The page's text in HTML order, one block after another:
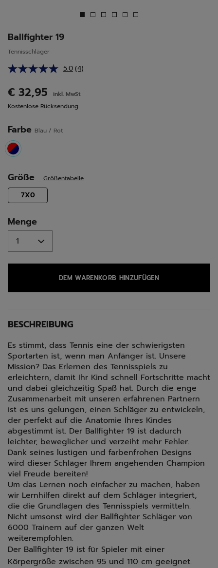
Ballfighter 19
Tennisschläger
5.0 4
Link
auf
derselben
(4)
€ 32,95
inkl. MwSt
Kostenlose Rücksendung
Farbe Blau / Rot
selected
Größe Größentabelle
7X0selected
Menge
DEM WARENKORB HINZUFÜGEN
BESCHREIBUNG
Es stimmt, dass Tennis eine der schwierigsten
Sportarten ist, wenn man Anfänger ist. Unsere
Mission? Das Erlernen des Tennisspiels zu
erleichtern, damit Ihr Kind schnell Fortschritte macht
und dabei gleichzeitig Spaß hat. Durch die enge
Zusammenarbeit mit unseren erfahrenen Partnern
ist es uns gelungen, einen Schläger zu entwickeln,
der perfekt auf die Anatomie Ihres Kindes
abgestimmt ist. Der Ballfighter 19 ist dadurch
leichter, beweglicher und verzeiht mehr Fehler.
Dank seines lustigen und farbenfrohen Designs
wird dieser Schläger Ihrem angehenden Champion
viel Freude bereiten!
Um das Lernen noch einfacher zu machen, haben
wir Lernhilfen direkt auf dem Schläger integriert,
die die Grundlagen des Tennisspiels vermitteln.
Nicht umsonst wird der Ballfighter Schläger von
6000 Trainern auf der ganzen Welt
weiterempfohlen.
Der Ballfighter 19 ist für Spieler mit einer
Körpergröße zwischen 95 und 110 cm geeignet.